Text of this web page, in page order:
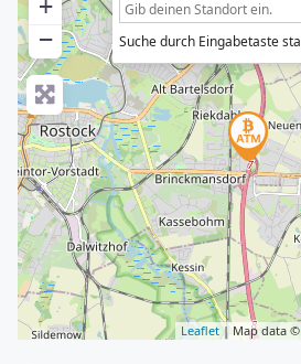
+
−
Suche durch Eingabetaste
Leaflet | Map data ©